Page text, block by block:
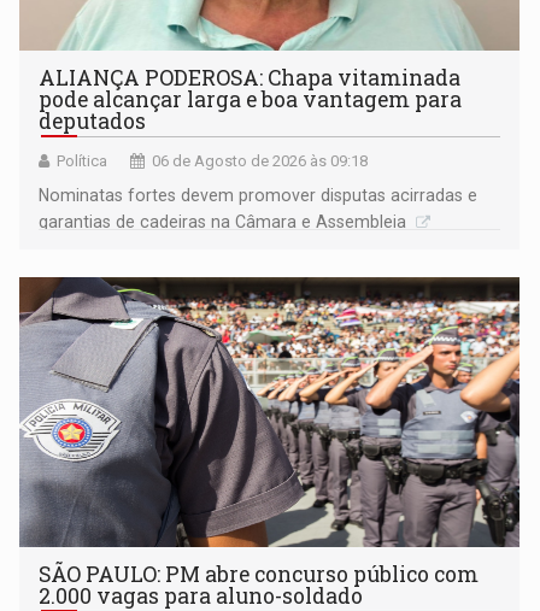
ALIANÇA PODEROSA: Chapa vitaminada
pode alcançar larga e boa vantagem para
deputados
Política 06 de Agosto de 2026 às 09:18
Nominatas fortes devem promover disputas acirradas e
garantias de cadeiras na Câmara e Assembleia
SÃO PAULO: PM abre concurso público com
2.000 vagas para aluno-soldado